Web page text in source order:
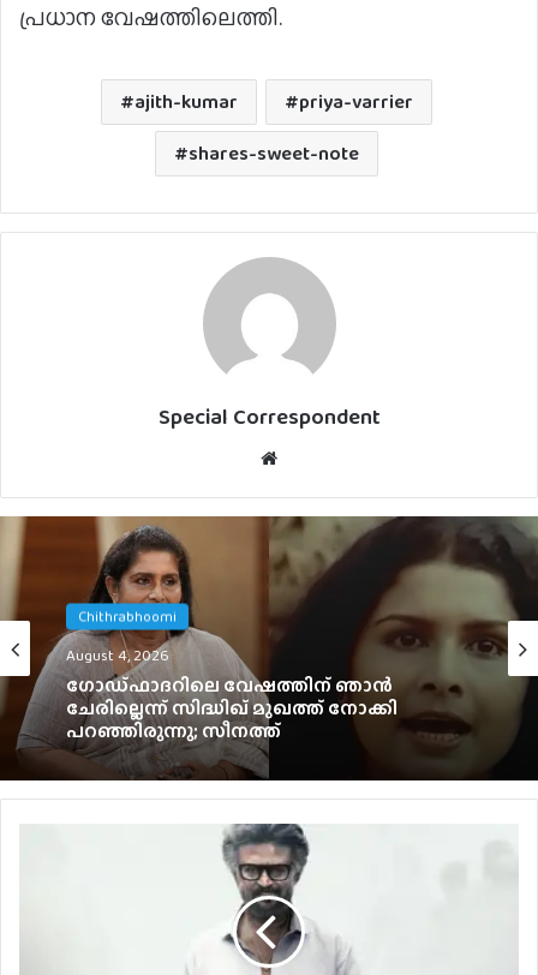
പ്രധാന വേഷത്തിലെത്തി.
ajith-kumar
priya-varrier
shares-sweet-note
Special Correspondent
Chithrabhoomi
August 4, 2026
ഗോഡ്ഫാദറിലെ വേഷത്തിന് ഞാൻ
ചേരില്ലെന്ന് സിദ്ധിഖ് മുഖത്ത് നോക്കി
പറഞ്ഞിരുന്നു; സീനത്ത്
Celebrity
August 4, 2026
റോളക്സ് മടങ്ങി വരുമോ? – പ്രതികരിച്ച് സൂര്യ